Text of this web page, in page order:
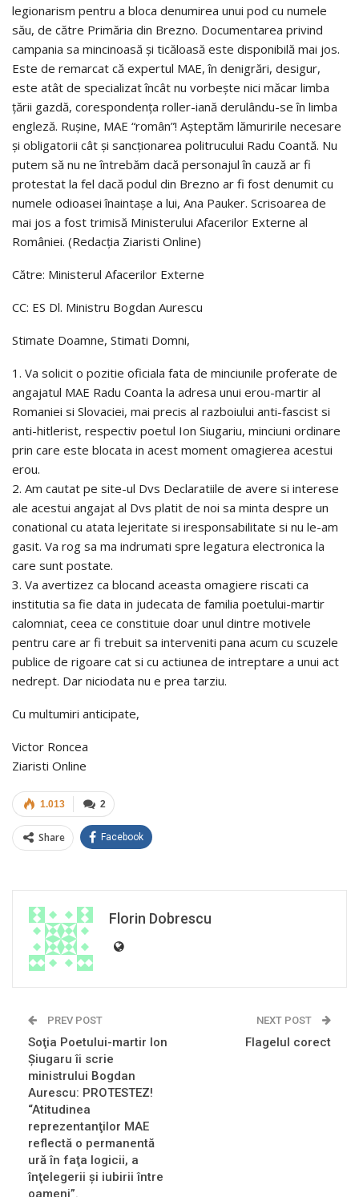
legionarism pentru a bloca denumirea unui pod cu numele
său, de către Primăria din Brezno. Documentarea privind
campania sa mincinoasă şi ticăloasă este disponibilă mai jos.
Este de remarcat că expertul MAE, în denigrări, desigur,
este atât de specializat încât nu vorbeşte nici măcar limba
ţării gazdă, corespondenţa roller-iană derulându-se în limba
engleză. Ruşine, MAE “român”! Aşteptăm lămuririle necesare
şi obligatorii cât şi sancţionarea politrucului Radu Coantă. Nu
putem să nu ne întrebăm dacă personajul în cauză ar fi
protestat la fel dacă podul din Brezno ar fi fost denumit cu
numele odioasei înaintaşe a lui, Ana Pauker. Scrisoarea de
mai jos a fost trimisă Ministerului Afacerilor Externe al
României. (Redacţia Ziaristi Online)
Către: Ministerul Afacerilor Externe
CC: ES Dl. Ministru Bogdan Aurescu
Stimate Doamne, Stimati Domni,
1. Va solicit o pozitie oficiala fata de minciunile proferate de
angajatul MAE Radu Coanta la adresa unui erou-martir al
Romaniei si Slovaciei, mai precis al razboiului anti-fascist si
anti-hitlerist, respectiv poetul Ion Siugariu, minciuni ordinare
prin care este blocata in acest moment omagierea acestui
erou.
2. Am cautat pe site-ul Dvs Declaratiile de avere si interese
ale acestui angajat al Dvs platit de noi sa minta despre un
conational cu atata lejeritate si iresponsabilitate si nu le-am
gasit. Va rog sa ma indrumati spre legatura electronica la
care sunt postate.
3. Va avertizez ca blocand aceasta omagiere riscati ca
institutia sa fie data in judecata de familia poetului-martir
calomniat, ceea ce constituie doar unul dintre motivele
pentru care ar fi trebuit sa interveniti pana acum cu scuzele
publice de rigoare cat si cu actiunea de intreptare a unui act
nedrept. Dar niciodata nu e prea tarziu.
Cu multumiri anticipate,
Victor Roncea
Ziaristi Online
2
1.013
Share Facebook
Florin Dobrescu
PREV POST
Soţia Poetului-martir Ion
Şiugaru îi scrie
ministrului Bogdan
Aurescu: PROTESTEZ!
“Atitudinea
reprezentanţilor MAE
reflectă o permanentă
ură în faţa logicii, a
înţelegerii şi iubirii între
oameni”.
NEXT POST
Flagelul corect